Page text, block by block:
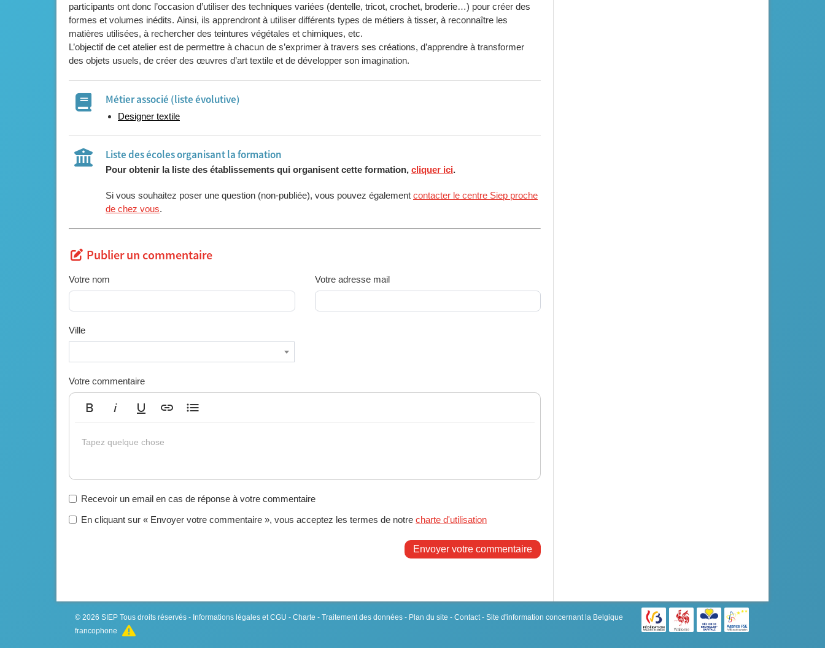
participants ont donc l’occasion d’utiliser des techniques variées (dentelle, tricot, crochet, broderie…) pour créer des
formes et volumes inédits. Ainsi, ils apprendront à utiliser différents types de métiers à tisser, à reconnaître les
matières utilisées, à rechercher des teintures végétales et chimiques, etc.
L’objectif de cet atelier est de permettre à chacun de s’exprimer à travers ses créations, d’apprendre à transformer
des objets usuels, de créer des œuvres d’art textile et de développer son imagination.
Métier associé (liste évolutive)
Designer textile
Liste des écoles organisant la formation
Pour obtenir la liste des établissements qui organisent cette formation, cliquer ici.
Si vous souhaitez poser une question (non-publiée), vous pouvez également contacter le centre Siep proche
de chez vous.
Publier un commentaire
Votre nom Votre adresse mail
Ville
Votre commentaire
Tapez quelque chose
Recevoir un email en cas de réponse à votre commentaire
En cliquant sur « Envoyer votre commentaire », vous acceptez les termes de notre charte d'utilisation
Envoyer votre commentaire
© 2026 SIEP Tous droits réservés - Informations légales et CGU - Charte - Traitement des données - Plan du site - Contact- Site d'information concernant la Belgique
francophone